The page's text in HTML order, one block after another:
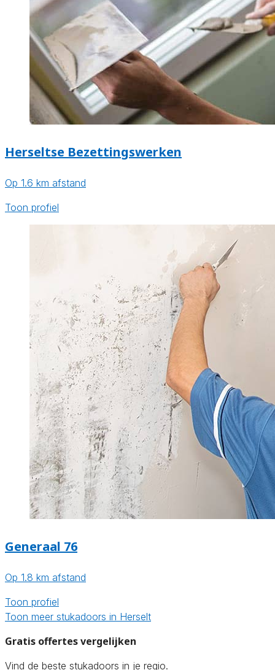
Herseltse Bezettingswerken
Op 1.6 km afstand
Toon profiel
Generaal 76
Op 1.8 km afstand
Toon profiel
Toon meer stukadoors in Herselt
Gratis offertes vergelijken
Vind de beste stukadoors in je regio.